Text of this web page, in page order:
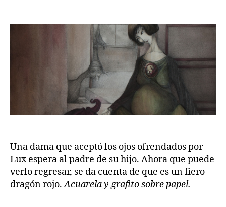
Una dama que aceptó los ojos ofrendados por
Lux espera al padre de su hijo. Ahora que puede
verlo regresar, se da cuenta de que es un fiero
dragón rojo.Acuarela y grafito sobre papel.